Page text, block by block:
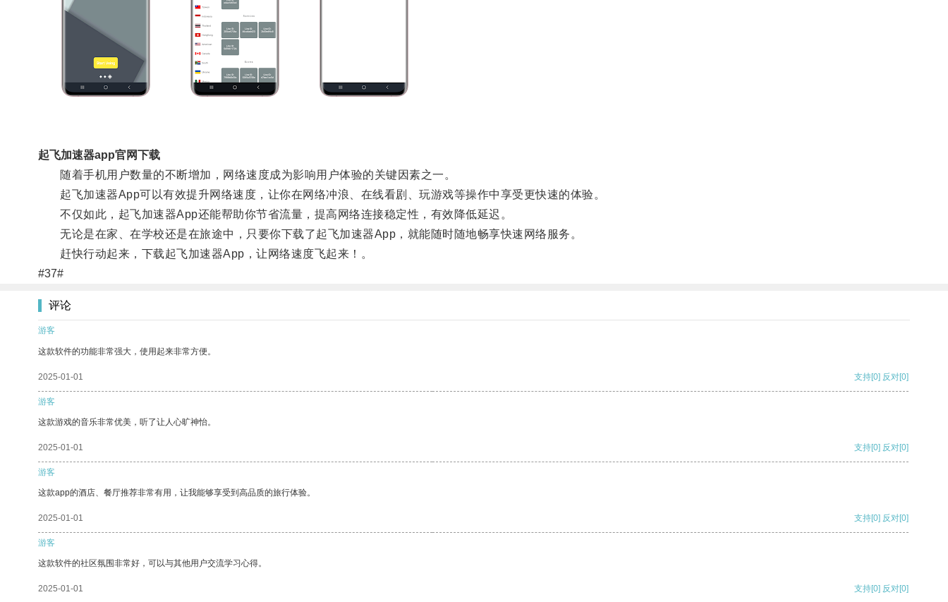
起飞加速器app官网下载
随着手机用户数量的不断增加，网络速度成为影响用户体验的关键因素之一。
起飞加速器App可以有效提升网络速度，让你在网络冲浪、在线看剧、玩游戏等操作中享受更快速的体验。
不仅如此，起飞加速器App还能帮助你节省流量，提高网络连接稳定性，有效降低延迟。
无论是在家、在学校还是在旅途中，只要你下载了起飞加速器App，就能随时随地畅享快速网络服务。
赶快行动起来，下载起飞加速器App，让网络速度飞起来！。
#37#
评论
游客
这款软件的功能非常强大，使用起来非常方便。
2025-01-01 支持[0] 反对[0]
游客
这款游戏的音乐非常优美，听了让人心旷神怡。
2025-01-01 支持[0] 反对[0]
游客
这款app的酒店、餐厅推荐非常有用，让我能够享受到高品质的旅行体验。
2025-01-01 支持[0] 反对[0]
游客
这款软件的社区氛围非常好，可以与其他用户交流学习心得。
2025-01-01 支持[0] 反对[0]